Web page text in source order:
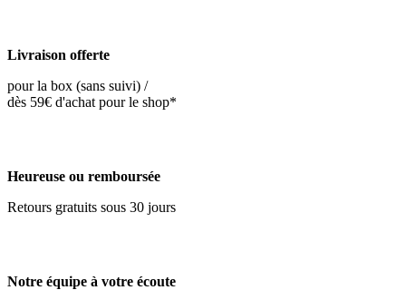
Livraison offerte
pour la box (sans suivi) /
dès 59€ d'achat pour le shop*
Heureuse ou remboursée
Retours gratuits sous 30 jours
Notre équipe à votre écoute